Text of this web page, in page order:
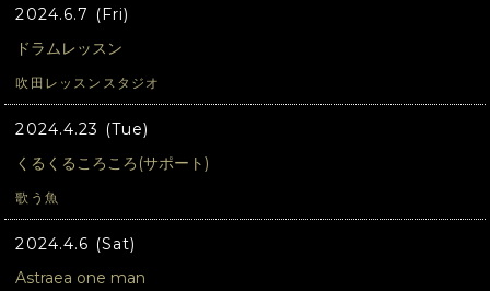
2024.6.7 (Fri)
ドラムレッスン
吹田レッスンスタジオ
2024.4.23 (Tue)
くるくるころころ(サポート)
歌う魚
2024.4.6 (Sat)
Astraea one man